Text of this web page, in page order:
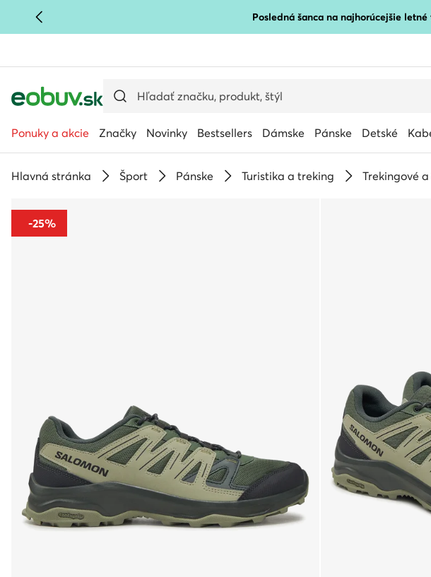
PREJSŤ NA HLAVNÝ OBSAH Posledná šanca na najhorúcejšie
Ponuky a akcie Značky Novinky Bestsellers Dámske Pánske Detské
Hlavná stránka Šport Pánske Turistika a treking Trekingové
-25%